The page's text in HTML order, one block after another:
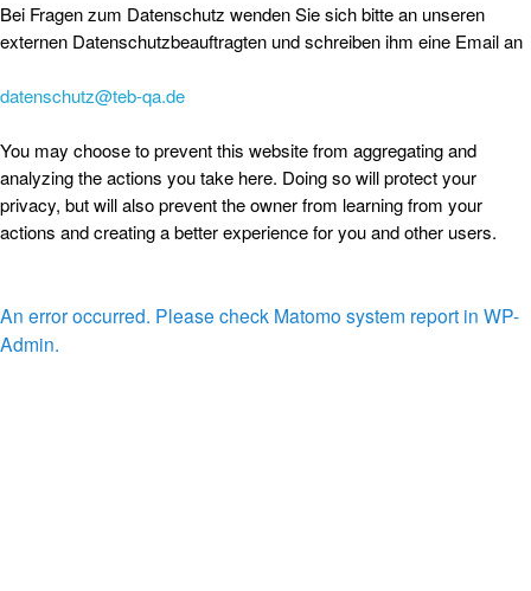
Bei Fragen zum Datenschutz wenden Sie sich bitte an unseren
externen Datenschutzbeauftragten und schreiben ihm eine Email an
datenschutz@teb-qa.de
You may choose to prevent this website from aggregating and
analyzing the actions you take here. Doing so will protect your
privacy, but will also prevent the owner from learning from your
actions and creating a better experience for you and other users.
An error occurred. Please check Matomo system report in WP-
Admin.